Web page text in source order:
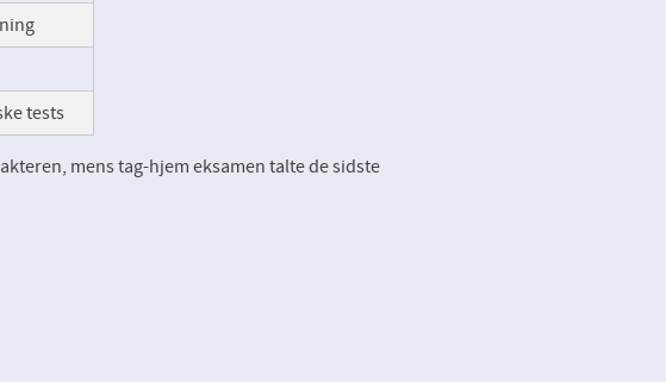
tests
mens tag-hjem eksamen talte de sidste